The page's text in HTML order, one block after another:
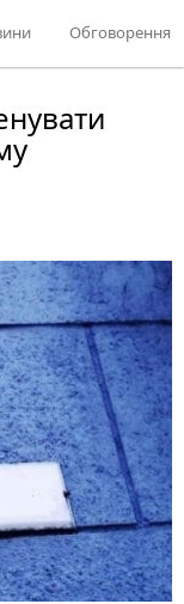
Обговорення